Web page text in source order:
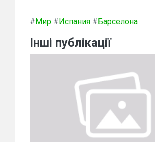
#Мир #Испания #Барселона
Інші публікації